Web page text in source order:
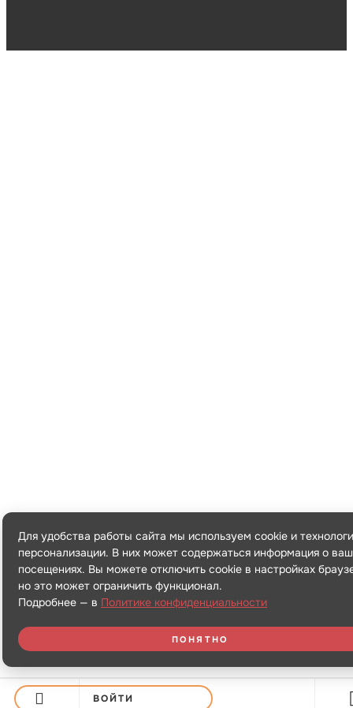
ВОЙТИ
Для удобства работы сайта мы используем cookie и
персонализации. В них может содержаться информация о
посещениях. Вы можете отключить cookie в настройках
но это может ограничить функционал.
Подробнее — в Политике конфиденциальности
ПОНЯТНО